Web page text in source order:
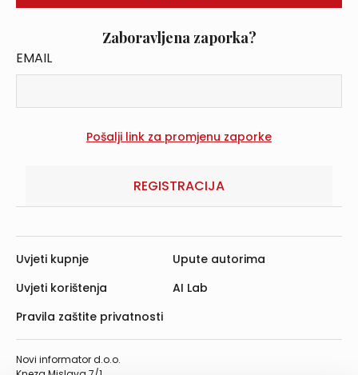
Zaboravljena zaporka?
EMAIL
REGISTRACIJA
Novi informator d.o.o.
Uvjeti kupnje
Uvjeti korištenja
Pravila zaštite privatnosti
Upute autorima
AI Lab